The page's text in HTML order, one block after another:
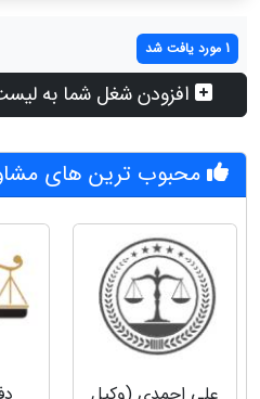
1 مورد یافت شد
افزودن شغل شما به
محبوب ترین های